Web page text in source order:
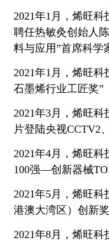
2021年1月，烯旺
聘任热敏灸创始人
料与应用”首席科学
2021年1月，烯旺
石墨烯行业工匠奖”
2021年3月，烯旺
片登陆央视CCTV2
2021年4月，烯旺
100强—创新器械
2021年5月，烯旺
港澳大湾区）创新
2021年8月，烯旺科